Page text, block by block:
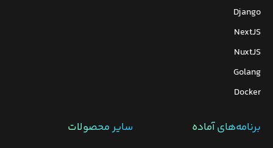
Django
NextJS
NuxtJS
Golang
Docker
برنامه‌های‌ آماده سایر محصولات